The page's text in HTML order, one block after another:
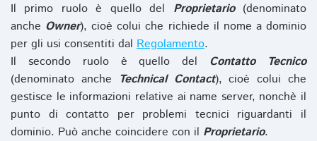
Il primo ruolo è quello del Proprietario(denominato
anche Owner), cioè colui che richiede il nome a dominio
per gli usi consentiti dal Regolamento.
Il secondo ruolo è quello del Contatto Tecnico
(denominato anche Technical Contact), cioè colui che
gestisce le informazioni relative ai name server, nonchè il
punto di contatto per problemi tecnici riguardanti il
dominio. Può anche coincidere con il Proprietario.